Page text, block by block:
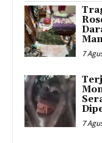
7
7